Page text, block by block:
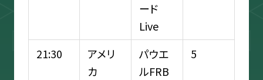
ード
Live
21:30
アメリ
カ
パウエ
ルFRB
5